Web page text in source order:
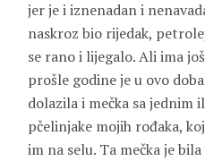
jer je i iznenadan i
naskroz bio rijedak,
se rano i lijegalo. Ali ima
prošle godine je u ovo
dolazila i mečka sa jednim
pčelinjake mojih rođaka,
im na selu. Ta mečka je